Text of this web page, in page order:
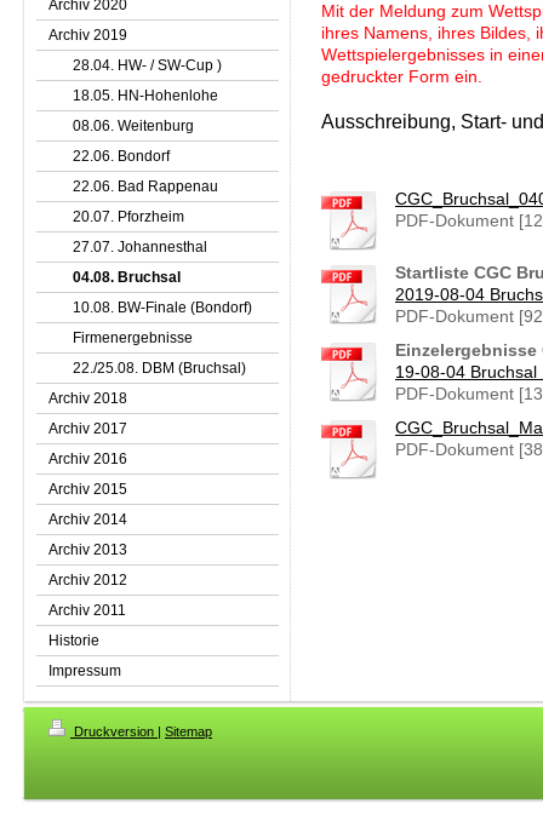
Archiv 2020
Archiv 2019
28.04. HW- / SW-Cup )
18.05. HN-Hohenlohe
08.06. Weitenburg
22.06. Bondorf
22.06. Bad Rappenau
20.07. Pforzheim
27.07. Johannesthal
04.08. Bruchsal
10.08. BW-Finale (Bondorf)
Firmenergebnisse
22./25.08. DBM (Bruchsal)
Archiv 2018
Archiv 2017
Archiv 2016
Archiv 2015
Archiv 2014
Archiv 2013
Archiv 2012
Archiv 2011
Historie
Impressum
Mit der Meldung zum
ihres Namens, ihres Bildes,
Wettspielergebnisses in
gedruckter Form ein.
Ausschreibung, Start-
PDF-Dokument
Startliste CGC
2019-08-04
PDF-Dokument
Einzelergebnisse
19-08-04
PDF-Dokument
PDF-Dokument
Druckversion | Sitemap